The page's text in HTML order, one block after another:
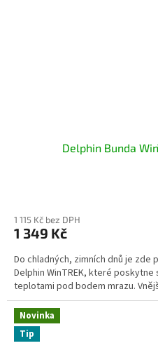
Delphin Bunda
1 115 Kč bez DPH
1 349 Kč
Do chladných, zimních dnů je
Delphin WinTREK, které
teplotami pod bodem mrazu.
Novinka
Tip